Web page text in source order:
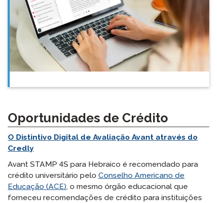
Oportunidades de Crédito
O Distintivo Digital de Avaliação Avant através do
Credly
Avant STAMP 4S para Hebraico é recomendado para
crédito universitário pelo Conselho Americano de
Educação (ACE), o mesmo órgão educacional que
forneceu recomendações de crédito para instituições